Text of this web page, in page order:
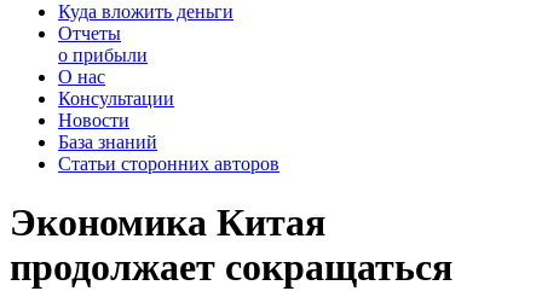
Куда вложить деньги
Отчеты
о прибыли
О нас
Консультации
Новости
База знаний
Статьи сторонних авторов
Экономика Китая
продолжает сокращаться